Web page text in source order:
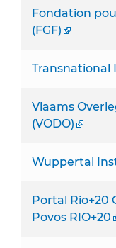
Fondation
(FGF)
Transnational
Vlaams
(VODO)
Wuppertal
Portal Rio+20
Povos RIO+20